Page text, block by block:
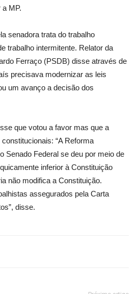
MP.
senadora trata do trabalho
trabalho intermitente. Relator da
Ferraço (PSDB) disse através de
precisava modernizar as leis
um avanço a decisão dos
que votou a favor mas que a
“A Reforma
Senado Federal se deu por meio de
inferior à Constituição
não modifica a Constituição.
assegurados pela Carta
disse.